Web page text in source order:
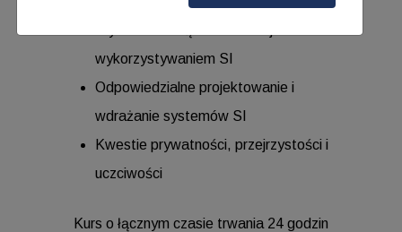
wykorzystywaniem SI
Odpowiedzialne projektowanie i
wdrażanie systemów SI
Kwestie prywatności, przejrzystości i
uczciwości
Kurs o łącznym czasie trwania 24 godzin